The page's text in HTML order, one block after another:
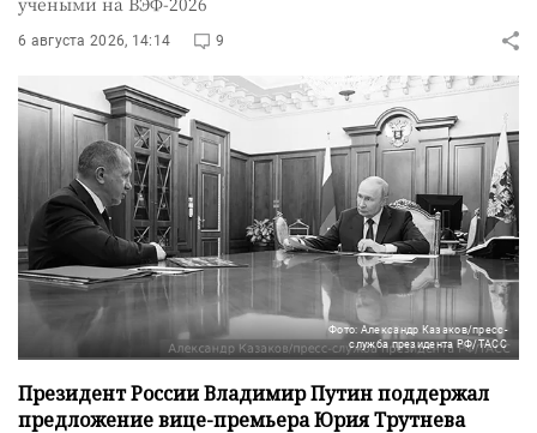
6 августа 2026, 14:14 9
Фото: Александр Казаков/пресс-
служба президента РФ/ТАСС
Президент России Владимир Путин поддержал
предложение вице-премьера Юрия Трутнева